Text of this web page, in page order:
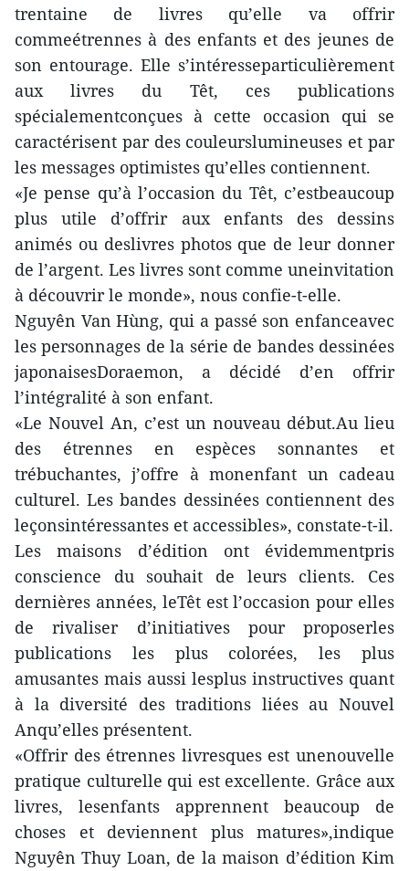
trentaine de livres qu’elle va offrir
commeétrennes à des enfants et des jeunes de
son entourage. Elle s’intéresseparticulièrement
aux livres du Têt, ces publications
spécialementconçues à cette occasion qui se
caractérisent par des couleurslumineuses et par
les messages optimistes qu’elles contiennent.
«Je pense qu’à l’occasion du Têt, c’estbeaucoup
plus utile d’offrir aux enfants des dessins
animés ou deslivres photos que de leur donner
de l’argent. Les livres sont comme uneinvitation
à découvrir le monde», nous confie-t-elle.
Nguyên Van Hùng, qui a passé son enfanceavec
les personnages de la série de bandes dessinées
japonaisesDoraemon, a décidé d’en offrir
l’intégralité à son enfant.
«Le Nouvel An, c’est un nouveau début.Au lieu
des étrennes en espèces sonnantes et
trébuchantes, j’offre à monenfant un cadeau
culturel. Les bandes dessinées contiennent des
leçonsintéressantes et accessibles», constate-t-il.
Les maisons d’édition ont évidemmentpris
conscience du souhait de leurs clients. Ces
dernières années, leTêt est l’occasion pour elles
de rivaliser d’initiatives pour proposerles
publications les plus colorées, les plus
amusantes mais aussi lesplus instructives quant
à la diversité des traditions liées au Nouvel
Anqu’elles présentent.
«Offrir des étrennes livresques est unenouvelle
pratique culturelle qui est excellente. Grâce aux
livres, lesenfants apprennent beaucoup de
choses et deviennent plus matures»,indique
Nguyên Thuy Loan, de la maison d’édition Kim